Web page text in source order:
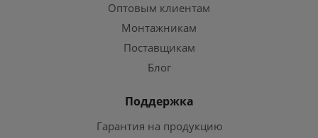
Оптовым клиентам
Монтажникам
Поставщикам
Блог
Поддержка
Гарантия на продукцию